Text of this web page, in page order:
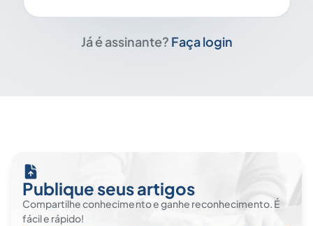
Já é assinante? Faça login
Publique seus artigos
Compartilhe conhecimento e ganhe reconhecimento. É
fácil e rápido!